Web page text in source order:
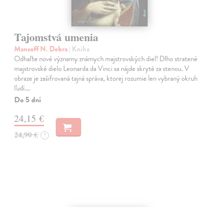
Tajomstvá umenia
Mancoff N. Debra| Kniha
Odhaľte nové významy známych majstrovských diel! Dlho stratené
majstrovské dielo Leonarda da Vinci sa nájde skryté za stenou. V
obraze je zašifrovaná tajná správa, ktorej rozumie len vybraný okruh
ľudí.…
Do 5 dní
24,15 €
24,90 € ?